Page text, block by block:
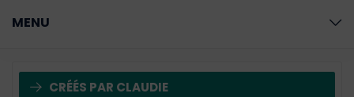
MENU
CRÉÉS PAR CLAUDIE